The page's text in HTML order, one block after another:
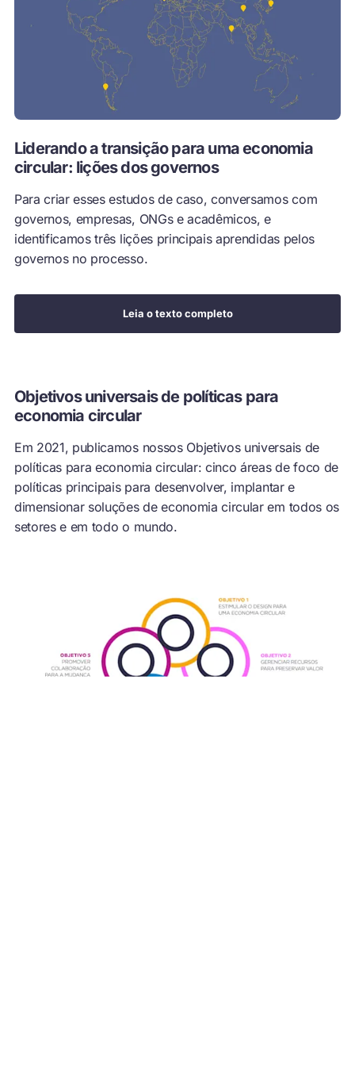
Liderando a transição para uma economia
circular: lições dos governos
Para criar esses estudos de caso, conversamos com
governos, empresas, ONGs e acadêmicos, e
identificamos três lições principais aprendidas pelos
governos no processo.
Leia o texto completo
Objetivos universais de políticas para
economia circular
Em 2021, publicamos nossos Objetivos universais de
políticas para economia circular: cinco áreas de foco de
políticas principais para desenvolver, implantar e
dimensionar soluções de economia circular em todos os
setores e em todo o mundo.